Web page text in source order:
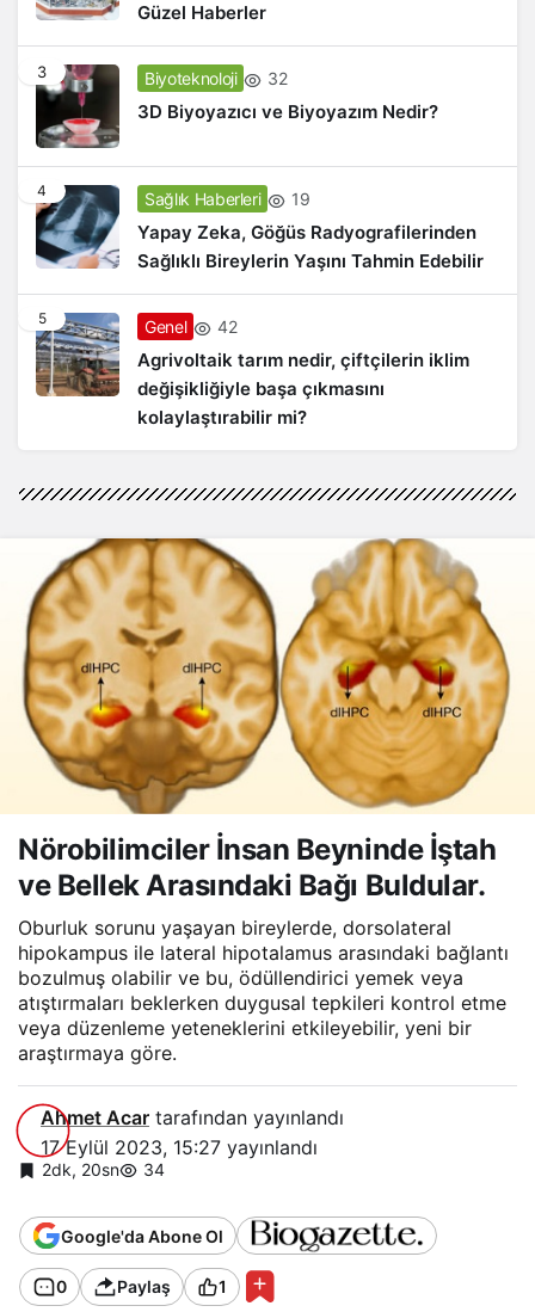
Güzel Haberler
3 Biyoteknoloji 32
3D Biyoyazıcı ve Biyoyazım Nedir?
4 Sağlık Haberleri 19
Yapay Zeka, Göğüs Radyografilerinden
Sağlıklı Bireylerin Yaşını Tahmin Edebilir
5 Genel 42
Agrivoltaik tarım nedir, çiftçilerin iklim
değişikliğiyle başa çıkmasını
kolaylaştırabilir mi?
Nörobilimciler İnsan Beyninde İştah
ve Bellek Arasındaki Bağı Buldular.
Oburluk sorunu yaşayan bireylerde, dorsolateral
hipokampus ile lateral hipotalamus arasındaki bağlantı
bozulmuş olabilir ve bu, ödüllendirici yemek veya
atıştırmaları beklerken duygusal tepkileri kontrol etme
veya düzenleme yeteneklerini etkileyebilir, yeni bir
araştırmaya göre.
Ahmet Acar tarafından yayınlandı
17 Eylül 2023, 15:27 yayınlandı
2dk, 20sn 34
Google'da Abone Ol
0 Paylaş 1